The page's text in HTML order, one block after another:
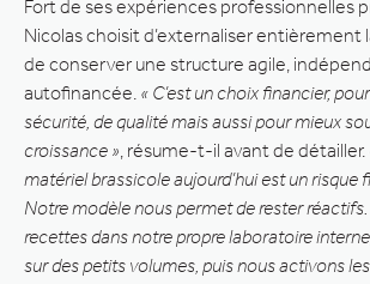
Fort de ses expériences professionnelles
Nicolas choisit d’externaliser entièrement
de conserver une structure agile,
autofinancée. « C’est un choix financier,
sécurité, de qualité mais aussi pour mieux
croissance » , résume-t-il avant de détailler.
matériel brassicole aujourd’hui est un risque
Notre modèle nous permet de rester
recettes dans notre propre laboratoire
sur des petits volumes, puis nous activons